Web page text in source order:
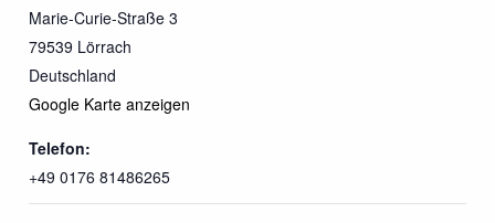
Marie-Curie-Straße 3
79539 Lörrach
Deutschland
Google Karte anzeigen
Telefon:
+49 0176 81486265